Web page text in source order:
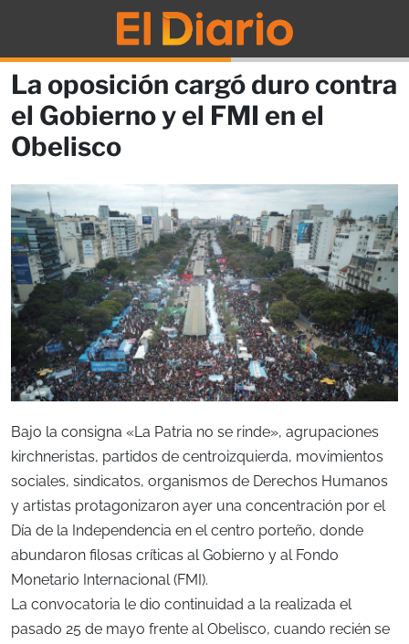
La oposición cargó duro contra
el Gobierno y el FMI en el
Obelisco
Bajo la consigna «La Patria no se rinde», agrupaciones
kirchneristas, partidos de centroizquierda, movimientos
sociales, sindicatos, organismos de Derechos Humanos
y artistas protagonizaron ayer una concentración por el
Día de la Independencia en el centro porteño, donde
abundaron filosas críticas al Gobierno y al Fondo
Monetario Internacional (FMI).
La convocatoria le dio continuidad a la realizada el
pasado 25 de mayo frente al Obelisco, cuando recién se